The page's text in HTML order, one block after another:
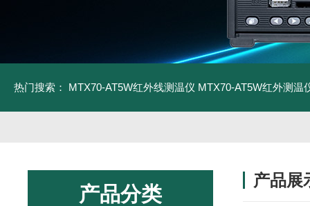
热门搜索： MTX70-AT5W红外线测温仪 MTX70-AT5W红外测温
产品分类
产品展